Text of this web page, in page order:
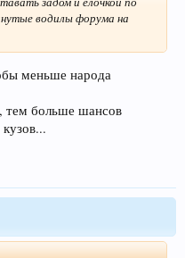
водилы форума на
меньше народа
тем больше шансов